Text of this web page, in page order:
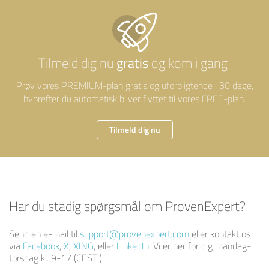
Tilmeld dig nu gratis og kom i gang!
Prøv vores PREMIUM-plan gratis og uforpligtende i 30 dage,
hvorefter du automatisk bliver flyttet til vores FREE-plan.
Tilmeld dig nu
Har du stadig spørgsmål om ProvenExpert?
Send en e-mail til support@provenexpert.com eller kontakt os
via Facebook, X, XING, eller LinkedIn. Vi er her for dig mandag-
torsdag kl. 9-17 (CEST ).